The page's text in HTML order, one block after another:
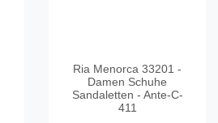
Ria Menorca 33201 -
Damen Schuhe
Sandaletten - Ante-C-
411